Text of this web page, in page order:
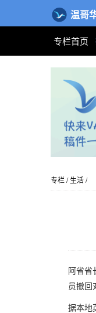
温哥
专栏首页
专栏 / 生活/
阿省省
员撤回
据本地